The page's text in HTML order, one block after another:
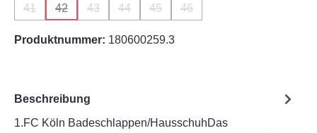
41
(Diese Option ist zurzeit nicht verfügbar.)
42
(Diese Option ist zurzeit nicht verfügbar.)
43 44 45 46
Produktnummer: 180600259.3
Beschreibung
1.FC Köln Badeschlappen/HausschuhDas